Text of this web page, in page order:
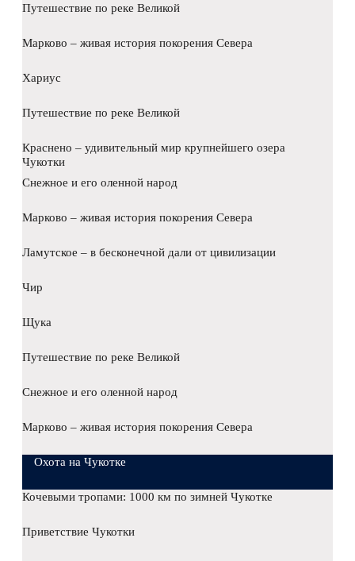
Путешествие по реке Великой
Марково – живая история покорения Севера
Хариус
Путешествие по реке Великой
Краснено – удивительный мир крупнейшего озера
Чукотки
Снежное и его оленной народ
Марково – живая история покорения Севера
Ламутское – в бесконечной дали от цивилизации
Чир
Щука
Путешествие по реке Великой
Снежное и его оленной народ
Марково – живая история покорения Севера
Охота на Чукотке
Кочевыми тропами: 1000 км по зимней Чукотке
Приветствие Чукотки